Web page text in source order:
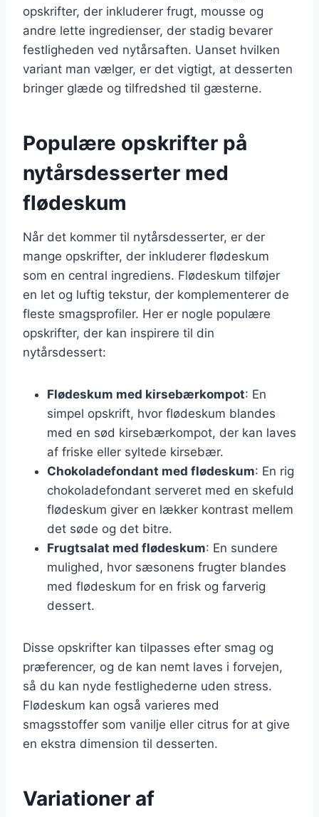
opskrifter, der inkluderer frugt, mousse og
andre lette ingredienser, der stadig bevarer
festligheden ved nytårsaften. Uanset hvilken
variant man vælger, er det vigtigt, at desserten
bringer glæde og tilfredshed til gæsterne.
Populære opskrifter på
nytårsdesserter med
flødeskum
Når det kommer til nytårsdesserter, er der
mange opskrifter, der inkluderer flødeskum
som en central ingrediens. Flødeskum tilføjer
en let og luftig tekstur, der komplementerer de
fleste smagsprofiler. Her er nogle populære
opskrifter, der kan inspirere til din
nytårsdessert:
Flødeskum med kirsebærkompot: En
simpel opskrift, hvor flødeskum blandes
med en sød kirsebærkompot, der kan laves
af friske eller syltede kirsebær.
Chokoladefondant med flødeskum: En rig
chokoladefondant serveret med en skefuld
flødeskum giver en lækker kontrast mellem
det søde og det bitre.
Frugtsalat med flødeskum: En sundere
mulighed, hvor sæsonens frugter blandes
med flødeskum for en frisk og farverig
dessert.
Disse opskrifter kan tilpasses efter smag og
præferencer, og de kan nemt laves i forvejen,
så du kan nyde festlighederne uden stress.
Flødeskum kan også varieres med
smagsstoffer som vanilje eller citrus for at give
en ekstra dimension til desserten.
Variationer af